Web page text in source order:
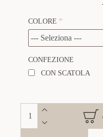
COLORE
CONFEZIONE
CON SCATOLA